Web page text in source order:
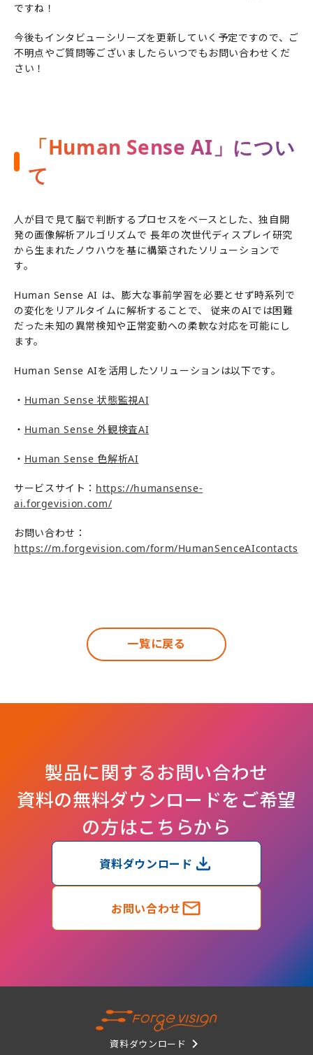
ですね！
今後もインタビューシリーズを更新していく予定ですので、ご
不明点やご質問等ございましたらいつでもお問い合わせくだ
さい！
「Human Sense AI」につい
て
人が目で見て脳で判断するプロセスをベースとした、独自開
発の画像解析アルゴリズムで 長年の次世代ディスプレイ研究
から生まれたノウハウを基に構築されたソリューションで
す。
Human Sense AI は、膨⼤な事前学習を必要とせず時系列で
の変化をリアルタイムに解析することで、 従来のAIでは困難
だった未知の異常検知や正常変動への柔軟な対応を可能にし
ます。
Human Sense AIを活用したソリューションは以下です。
・ Human Sense 状態監視AI
・ Human Sense 外観検査AI
・ Human Sense 色解析AI
サービスサイト： https://humansense-
ai.forgevision.com/
お問い合わせ：
https://m.forgevision.com/form/HumanSenceAIcontacts
一覧に戻る
製品に関するお問い合わせ
資料の無料ダウンロードをご希望
の方はこちらから
資料ダウンロード
お問い合わせ
資料ダウンロード